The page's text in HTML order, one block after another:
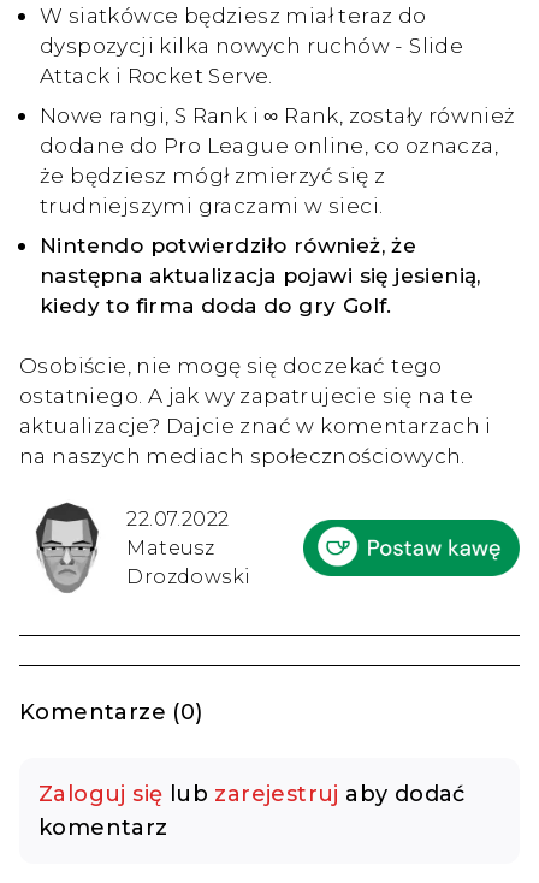
W siatkówce będziesz miał teraz do
dyspozycji kilka nowych ruchów - Slide
Attack i Rocket Serve.
Nowe rangi, S Rank i ∞ Rank, zostały również
dodane do Pro League online, co oznacza,
że będziesz mógł zmierzyć się z
trudniejszymi graczami w sieci.
Nintendo potwierdziło również, że
następna aktualizacja pojawi się jesienią,
kiedy to firma doda do gry Golf.
Osobiście, nie mogę się doczekać tego
ostatniego. A jak wy zapatrujecie się na te
aktualizacje? Dajcie znać w komentarzach i
na naszych mediach społecznościowych.
22.07.2022
Mateusz
Drozdowski
Komentarze (0)
Zaloguj się lub zarejestruj aby dodać
komentarz